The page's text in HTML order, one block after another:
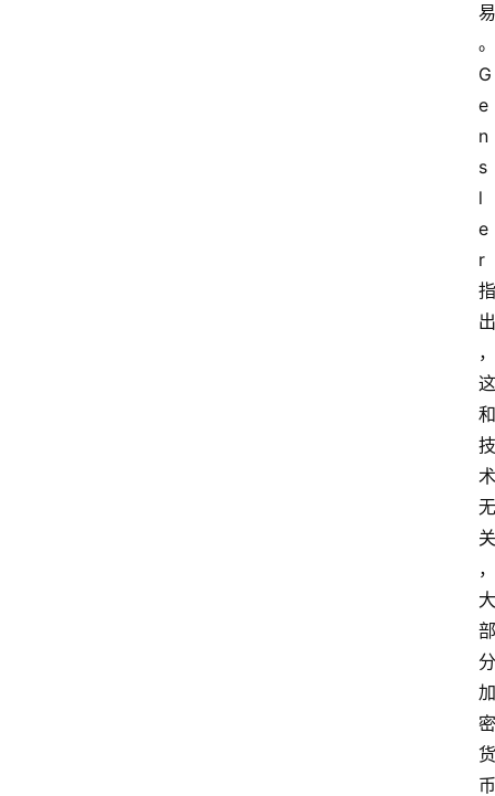
易
。
G
e
n
s
l
e
r
指
出
，
这
和
技
术
无
关
，
大
部
分
加
密
货
币